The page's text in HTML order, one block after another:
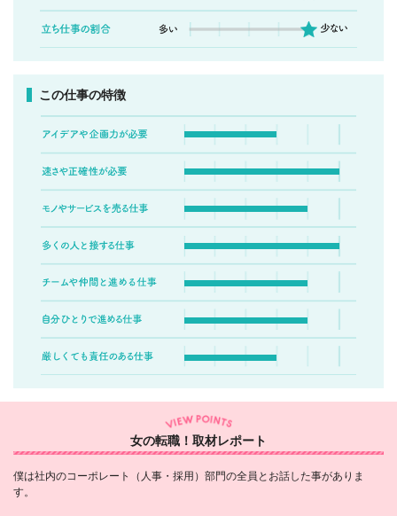
この仕事の特徴
女の転職！取材レポート
僕は社内のコーポレート（人事・採用）部門の全員とお話した事がありま
す。